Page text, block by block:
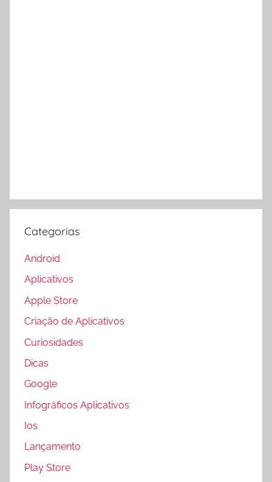
Categorias
Android
Aplicativos
Apple Store
Criação de Aplicativos
Curiosidades
Dicas
Google
Infográficos Aplicativos
Ios
Lançamento
Play Store